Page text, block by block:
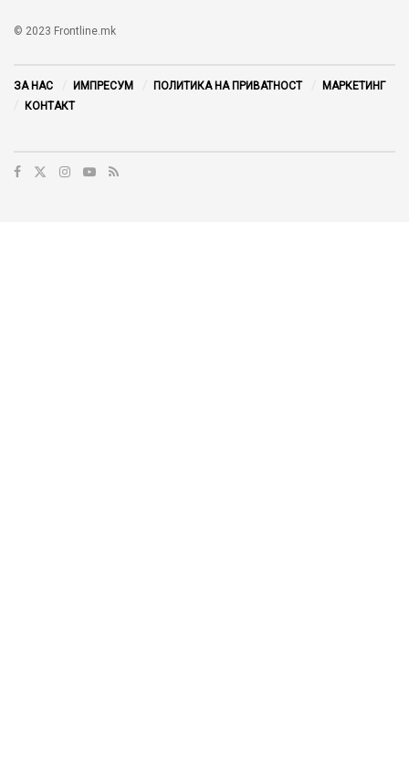
© 2023 Frontline.mk
ЗА НАС ИМПРЕСУМ ПОЛИТИКА НА ПРИВАТНОСТ
МАРКЕТИНГ
КОНТАКТ